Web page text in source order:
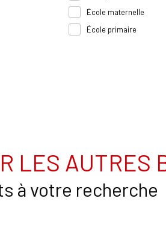
École maternelle
École primaire
LES AUTRES
à votre recherche